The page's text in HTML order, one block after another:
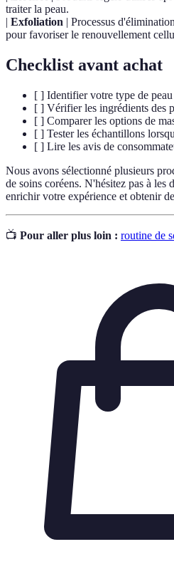
traiter la peau.
| Exfoliation | Processus
pour favoriser le renouvellement
Checklist avant achat
[ ] Identifier votre type de peau
[ ] Vérifier les ingrédients des
[ ] Comparer les options de
[ ] Tester les échantillons
[ ] Lire les avis de
Nous avons sélectionné plusieurs
de soins coréens. N'hésitez pas à les
enrichir votre expérience et obtenir
📺 Pour aller plus loin : routine de